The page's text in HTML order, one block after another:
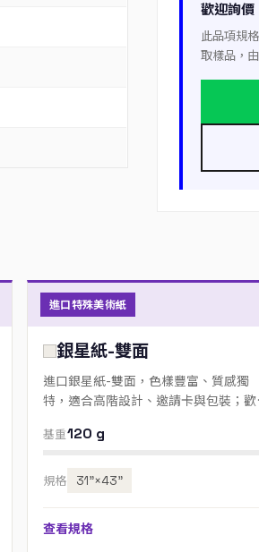
歡迎詢價
此品項規
取樣品，
進口特殊美術紙
銀星紙-雙面
進口銀星紙-雙面，色樣豐富、質感獨
特，適合高階設計、邀請卡與包裝；歡
基重120 g
規格 31”×43”
查看規格